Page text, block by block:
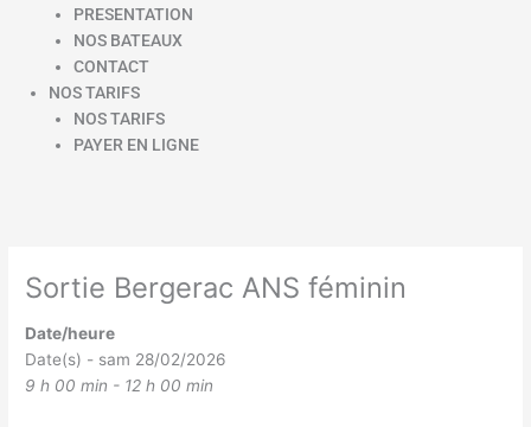
PRESENTATION
NOS BATEAUX
CONTACT
NOS TARIFS
NOS TARIFS
PAYER EN LIGNE
Sortie Bergerac ANS féminin
Date/heure
Date(s) - sam 28/02/2026
9 h 00 min - 12 h 00 min